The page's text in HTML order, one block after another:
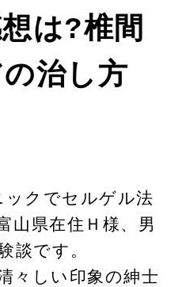
は?椎間
治し方
ックでセルゲル法
山県在住Ｈ様、男
談です。
々しい印象の紳士